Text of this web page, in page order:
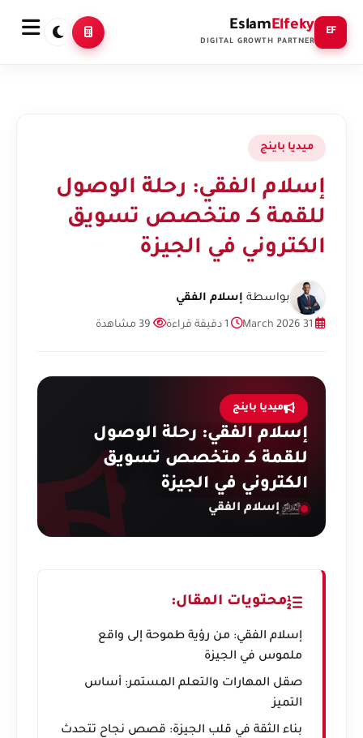
EF
EslamElfeky
DIGITAL GROWTH PARTNER
ميديا باينج
إسلام الفقي: رحلة الوصول
للقمة كـ متخصص تسويق
الكتروني في الجيزة
بواسطة إسلام الفقي
ميديا باينج
إسلام الفقي: رحلة الوصول
للقمة كـ متخصص تسويق
الكتروني في الجيزة
إسلام الفقي
محتويات المقال:
إسلام الفقي: من رؤية طموحة إلى واقع
ملموس في الجيزة
صقل المهارات والتعلم المستمر: أساس
التميز
بناء الثقة في قلب الجيزة: قصص نجاح تتحدث